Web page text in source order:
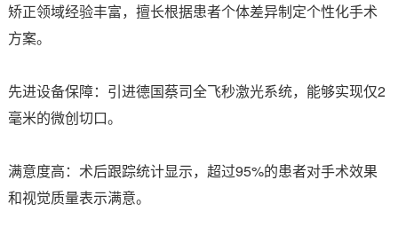
矫正领域经验丰富，擅长根据患者个体差异制定个性化手术
方案。
先进设备保障：引进德国蔡司全飞秒激光系统，能够实现仅2
毫米的微创切口。
满意度高：术后跟踪统计显示，超过95%的患者对手术效果
和视觉质量表示满意。